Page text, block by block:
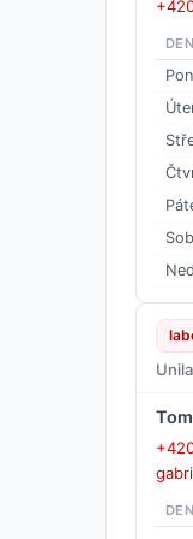
DEN
DEN